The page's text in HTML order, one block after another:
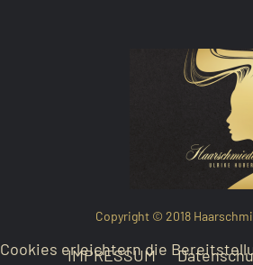
Copyright © 2018
IMPRESSUM
Cookies erleichtern die